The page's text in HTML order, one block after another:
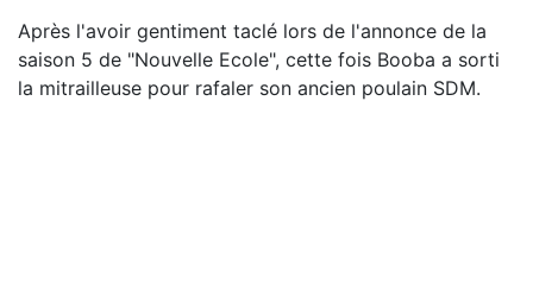
Après l'avoir gentiment taclé lors de l'annonce de la
saison 5 de "Nouvelle Ecole", cette fois Booba a sorti
la mitrailleuse pour rafaler son ancien poulain SDM.